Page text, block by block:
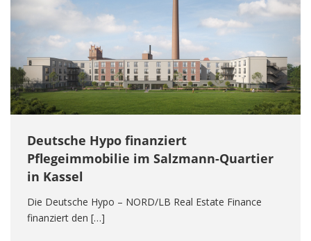
Deutsche Hypo finanziert
Pflegeimmobilie im Salzmann-Quartier
in Kassel
Die Deutsche Hypo – NORD/LB Real Estate Finance
finanziert den […]